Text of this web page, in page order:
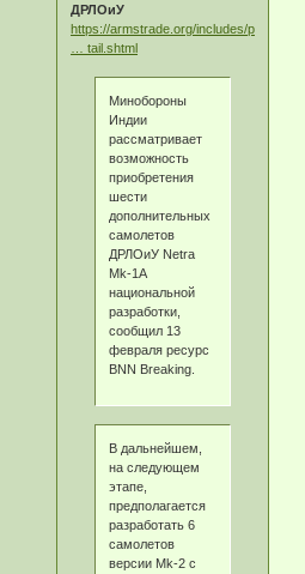
ДРЛОиУ
https://armstrade.org/includes/periodic
… tail.shtml
Минобороны
Индии
рассматривает
возможность
приобретения
шести
дополнительных
самолетов
ДРЛОиУ Netra
Mk-1A
национальной
разработки,
сообщил 13
февраля ресурс
BNN Breaking.
В дальнейшем,
на следующем
этапе,
предполагается
разработать 6
самолетов
версии Mk-2 с